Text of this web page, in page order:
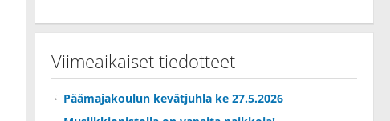
Viimeaikaiset tiedotteet
Päämajakoulun kevätjuhla ke 27.5.2026